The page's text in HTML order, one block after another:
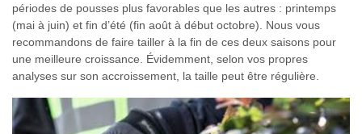
périodes de pousses plus favorables que les autres : printemps
(mai à juin) et fin d’été (fin août à début octobre). Nous vous
recommandons de faire tailler à la fin de ces deux saisons pour
une meilleure croissance. Évidemment, selon vos propres
analyses sur son accroissement, la taille peut être régulière.